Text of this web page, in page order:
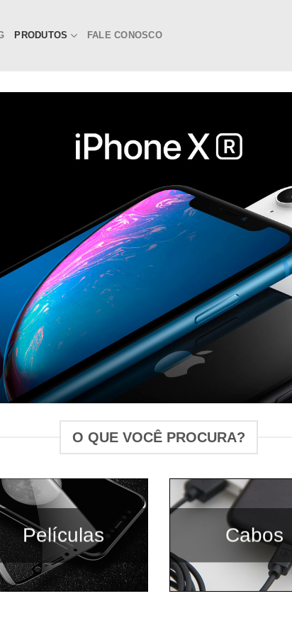
PRODUTOS FALE CONOSCO
O QUE VOCÊ PROCURA?
Películas Cabos